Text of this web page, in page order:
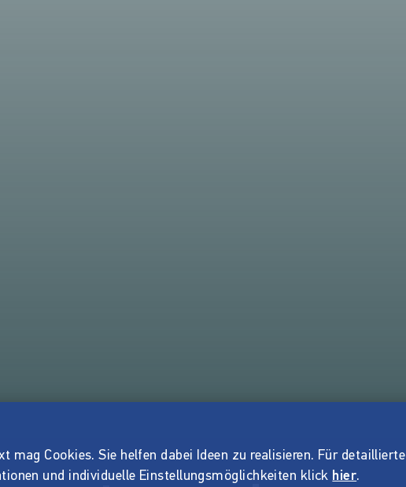
mag Cookies. Sie helfen dabei Ideen zu realisieren. Für detaillierte
und individuelle Einstellungsmöglichkeiten klick hier.